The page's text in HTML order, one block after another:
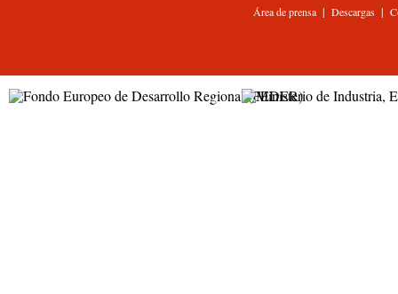
Área de prensa| Descargas|